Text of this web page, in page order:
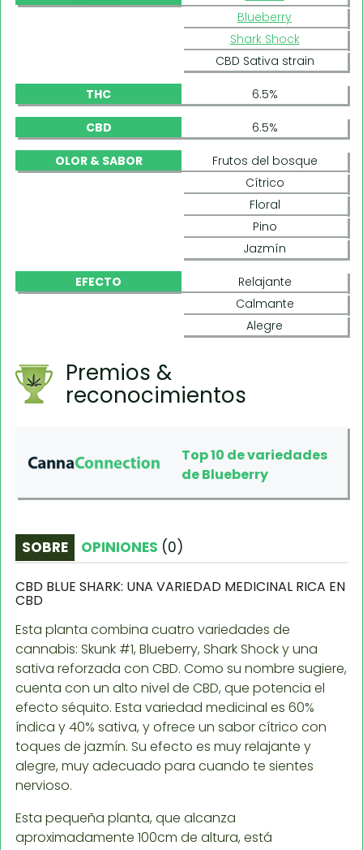
Blueberry
Shark Shock
CBD Sativa strain
THC 6.5%
CBD 6.5%
OLOR & SABOR
Frutos del bosque
Cítrico
Floral
Pino
Jazmín
EFECTO
Relajante
Calmante
Alegre
Premios &
reconocimientos
Top 10 de variedades
de Blueberry
SOBRE OPINIONES (0)
CBD BLUE SHARK: UNA VARIEDAD MEDICINAL RICA EN
CBD
Esta planta combina cuatro variedades de
cannabis: Skunk #1, Blueberry, Shark Shock y una
sativa reforzada con CBD. Como su nombre sugiere,
cuenta con un alto nivel de CBD, que potencia el
efecto séquito. Esta variedad medicinal es 60%
índica y 40% sativa, y ofrece un sabor cítrico con
toques de jazmín. Su efecto es muy relajante y
alegre, muy adecuado para cuando te sientes
nervioso.
Esta pequeña planta, que alcanza
aproximadamente 100cm de altura, está